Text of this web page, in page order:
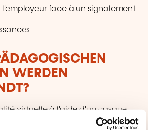
l'employeur face à un signalement
WERDEN
virtuelle à l'aide d'un casque
de conscience et l'ouverture d'un